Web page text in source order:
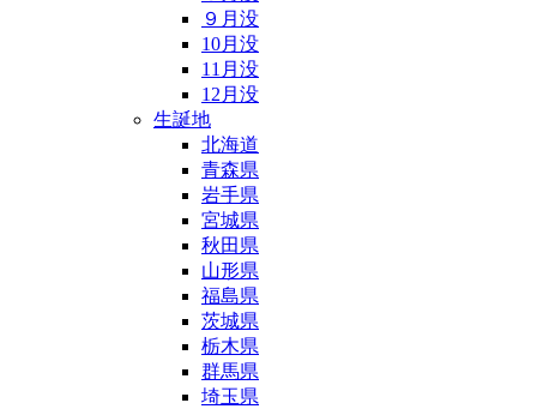
９月没
10月没
11月没
12月没
生誕地
北海道
青森県
岩手県
宮城県
秋田県
山形県
福島県
茨城県
栃木県
群馬県
埼玉県